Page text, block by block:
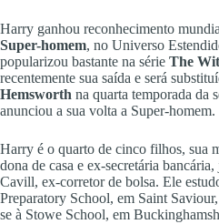
Harry ganhou reconhecimento
Super-homem, no Universo
popularizou bastante na série The
recentemente sua saída e será
Hemsworth na quarta temporada da
anunciou a sua volta a Super-homem.
Harry é o quarto de cinco filhos, sua
dona de casa e ex-secretária
Cavill, ex-corretor de bolsa. Ele
Preparatory School, em Saint
se à Stowe School, em